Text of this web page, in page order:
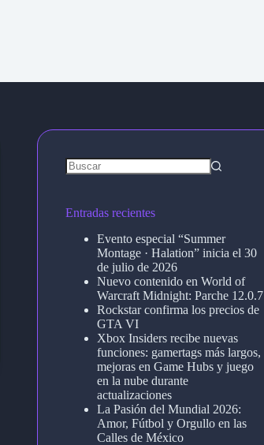
Entradas recientes
Evento especial “Summer
Montage · Halation” inicia el 30
de julio de 2026
Nuevo contenido en World of
Warcraft Midnight: Parche 12.0.7
Rockstar confirma los precios de
GTA VI
Xbox Insiders recibe nuevas
funciones: gamertags más largos,
mejoras en Game Hubs y juego
en la nube durante
actualizaciones
La Pasión del Mundial 2026:
Amor, Fútbol y Orgullo en las
Calles de México